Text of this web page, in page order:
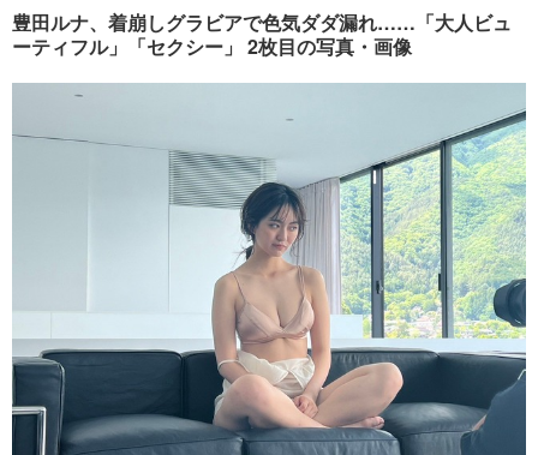
音楽 スポーツ
ペット ショッピング
その他
プッシュ通知の停止方法
豊田ルナ、着崩しグラビアで色気ダダ漏れ……「大人ビュ
ーティフル」「セクシー」 2枚目の写真・画像